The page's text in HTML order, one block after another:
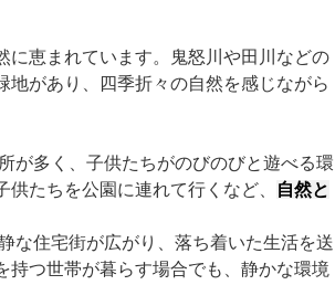
に恵まれています。鬼怒川や田川などの
があり、四季折々の自然を感じながら
が多く、子供たちがのびのびと遊べる環
たちを公園に連れて行くなど、
自然と
な住宅街が広がり、落ち着いた生活を送
持つ世帯が暮らす場合でも、静かな環境